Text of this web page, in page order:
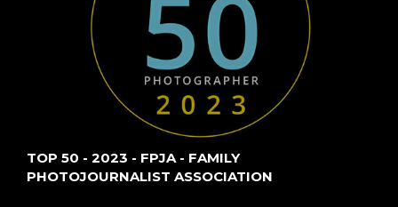
TOP 50 - 2023 - FPJA - FAMILY
PHOTOJOURNALIST ASSOCIATION